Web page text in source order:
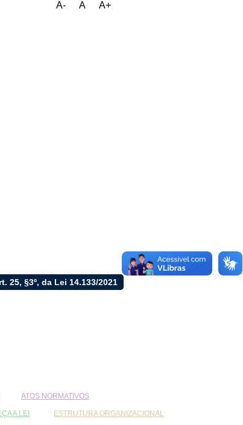
A- A A+
25, §3º, da Lei 14.133/2021
ATOS NORMATIVOS
A LEI ESTRUTURA ORGANIZACIONAL